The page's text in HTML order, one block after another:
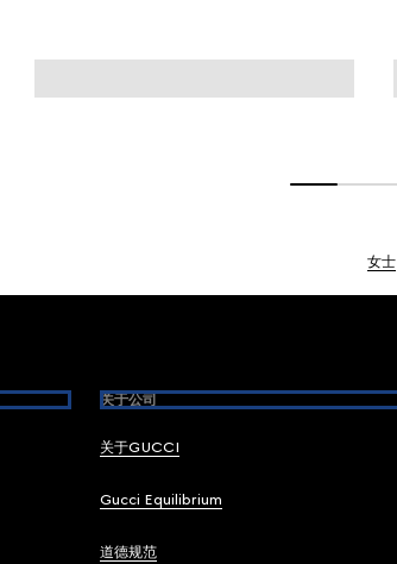
女士
关于公司
关于GUCCI
Gucci Equilibrium
道德规范